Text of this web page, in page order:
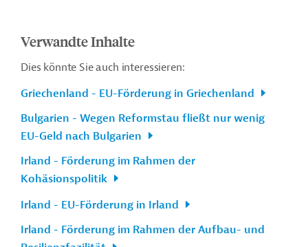
Verwandte Inhalte
Dies könnte Sie auch interessieren:
Griechenland - EU-Förderung in Griechenland
Bulgarien - Wegen Reformstau fließt nur wenig
EU-Geld nach Bulgarien
Irland - Förderung im Rahmen der
Kohäsionspolitik
Irland - EU-Förderung in Irland
Irland - Förderung im Rahmen der Aufbau- und